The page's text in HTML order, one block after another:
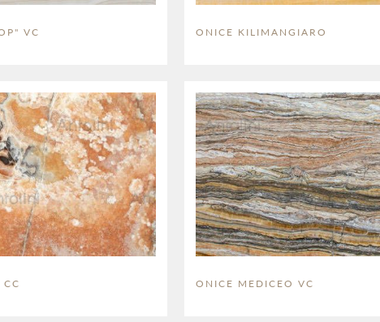
VC ONICE KILIMANGIARO
ONICE MEDICEO VC